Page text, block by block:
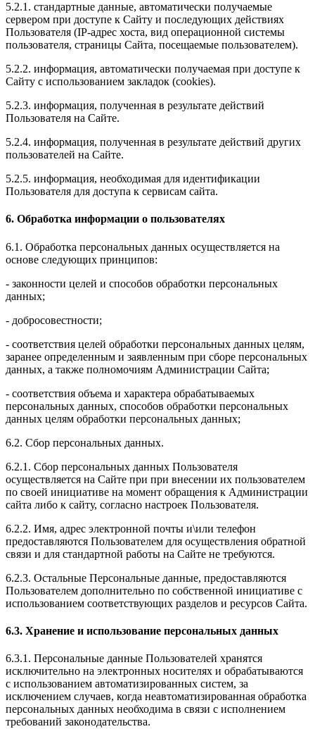
5.2.1. стандартные данные, автоматически получаемые
сервером при доступе к Сайту и последующих действиях
Пользователя (IP-адрес хоста, вид операционной системы
пользователя, страницы Сайта, посещаемые пользователем).
5.2.2. информация, автоматически получаемая при доступе к
Сайту с использованием закладок (cookies).
5.2.3. информация, полученная в результате действий
Пользователя на Сайте.
5.2.4. информация, полученная в результате действий других
пользователей на Сайте.
5.2.5. информация, необходимая для идентификации
Пользователя для доступа к сервисам сайта.
6. Обработка информации о пользователях
6.1. Обработка персональных данных осуществляется на
основе следующих принципов:
- законности целей и способов обработки персональных
данных;
- добросовестности;
- соответствия целей обработки персональных данных целям,
заранее определенным и заявленным при сборе персональных
данных, а также полномочиям Администрации Сайта;
- соответствия объема и характера обрабатываемых
персональных данных, способов обработки персональных
данных целям обработки персональных данных;
6.2. Сбор персональных данных.
6.2.1. Сбор персональных данных Пользователя
осуществляется на Сайте при при внесении их пользователем
по своей инициативе на момент обращения к Администрации
сайта либо к сайту, согласно настроек Пользователя.
6.2.2. Имя, адрес электронной почты и\или телефон
предоставляются Пользователем для осуществления обратной
связи и для стандартной работы на Сайте не требуются.
6.2.3. Остальные Персональные данные, предоставляются
Пользователем дополнительно по собственной инициативе с
использованием соответствующих разделов и ресурсов Сайта.
6.3. Хранение и использование персональных данных
6.3.1. Персональные данные Пользователей хранятся
исключительно на электронных носителях и обрабатываются
с использованием автоматизированных систем, за
исключением случаев, когда неавтоматизированная обработка
персональных данных необходима в связи с исполнением
требований законодательства.